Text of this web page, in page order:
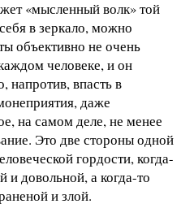
«мысленный волк» той
в зеркало, можно
объективно не очень
человеке, и он
впасть в
даже
на самом деле, не менее
Это две стороны одной
гордости, когда-
и довольной, а когда-то
и злой.